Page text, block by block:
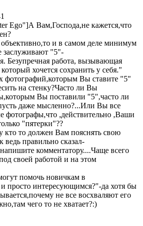
Ego"]А Вам,Господа,не кажется,что
объективно,то и в самом деле минимум
заслуживают "5"-
Безупречная работа, вызывающая
хочется сохранить у себя."
фотографий,которым Вы ставите "5"
на стенку?Часто ли Вы
Вы поставили "5",часто ли
даже мысленно?...Или Вы все
фотографы,что ,действительно ,Ваши
"пятерки"??
кто то должен Вам пояснять свою
ведь правильно сказал-
комментатору....Чаще всего
своей работой и на этом
помочь новичкам в
просто интересующимся?"-да хотя бы
не все восхваляют его
чего то не хватает?:)